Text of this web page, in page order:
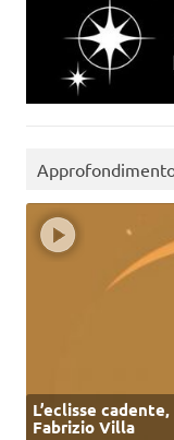
L’eclisse
Fabrizio Villa